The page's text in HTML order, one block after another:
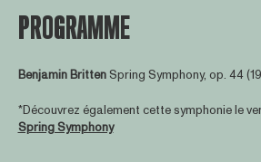
PROGRAMME
Benjamin BrittenSpring Symphony, op. 44
*Découvrez également cette symphonie le
Spring Symphony